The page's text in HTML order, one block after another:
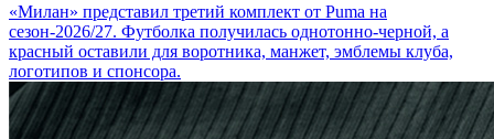
«Милан» представил третий комплект от Puma на
сезон-2026/27. Футболка получилась однотонно-черной, а
красный оставили для воротника, манжет, эмблемы клуба,
логотипов и спонсора.